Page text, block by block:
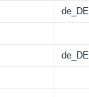
de_DE
de_DE